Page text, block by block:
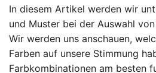
In diesem Artikel werden wir
und Muster bei der Auswahl
Wir werden uns anschauen,
Farben auf unsere Stimmung
Farbkombinationen am besten